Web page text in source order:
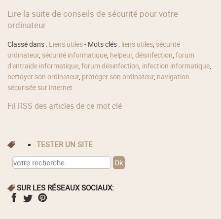
Lire la suite de conseils de sécurité pour votre
ordinateur
Classé dans : Liens utiles- Mots clés : liens utiles, sécurité
ordinateur, sécurité informatique, helpeur,désinfection,forum
d'entraide informatique,forum désinfection, infection informatique,
nettoyer son ordinateur, protéger son ordinateur, navigation
sécurisée sur internet
Fil RSS des articles de ce mot clé
TESTER UN SITE
SUR LES RÉSEAUX SOCIAUX: